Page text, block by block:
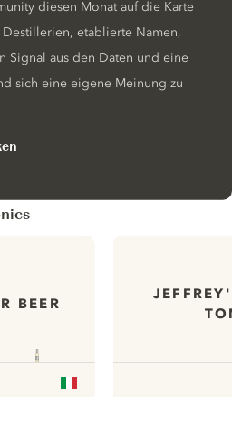
diesen Monat auf die Karte
etablierte Namen,
Signal aus den Daten und eine
sich eine eigene Meinung zu
BEER